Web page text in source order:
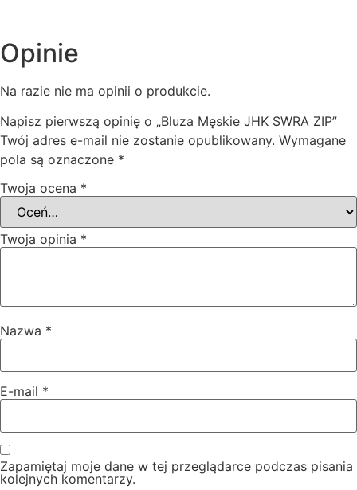
Opinie
Na razie nie ma opinii o produkcie.
Napisz pierwszą opinię o „Bluza Męskie JHK SWRA ZIP”
Twój adres e-mail nie zostanie opublikowany. Wymagane
pola są oznaczone *
Twoja ocena *
Twoja opinia *
Nazwa *
E-mail *
Zapamiętaj moje dane w tej przeglądarce podczas pisania
kolejnych komentarzy.